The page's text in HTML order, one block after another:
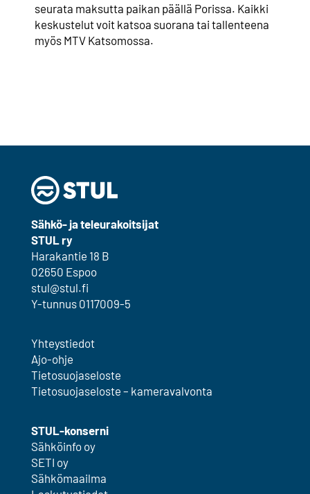
seurata maksutta paikan päällä Porissa. Kaikki
keskustelut voit katsoa suorana tai tallenteena
myös MTV Katsomossa.
Sähkö- ja teleurakoitsijat
STUL ry
Harakantie 18 B
02650 Espoo
stul@stul.fi
Y-tunnus 0117009-5
Yhteystiedot
Ajo-ohje
Tietosuojaseloste
Tietosuojaseloste – kameravalvonta
STUL-konserni
Sähköinfo oy
SETI oy
Sähkömaailma